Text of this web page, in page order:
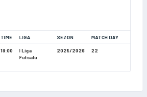
TIME LIGA SEZON MATCH DAY
18:00
I Liga
Futsalu
2025/2026 22